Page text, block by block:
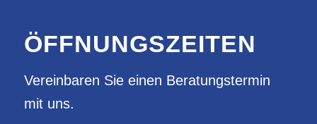
ÖFFNUNGSZEITEN
Vereinbaren Sie einen Beratungstermin
mit uns.